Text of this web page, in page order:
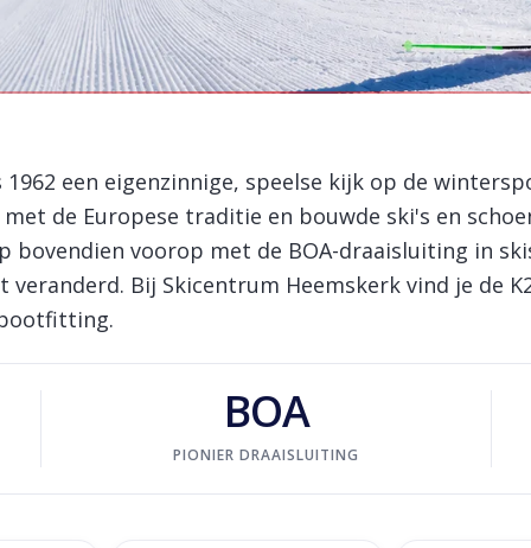
een eigenzinnige, speelse kijk op de
de Europese traditie en bouwde ski's en
bovendien voorop met de BOA-draaisluiting in
Bij Skicentrum Heemskerk vind je de
BOA
PIONIER DRAAISLUITING